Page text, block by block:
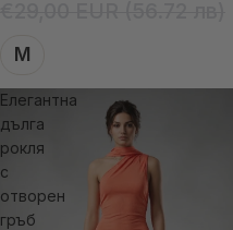
M
Елегантна
дълга
рокля
с
отворен
гръб